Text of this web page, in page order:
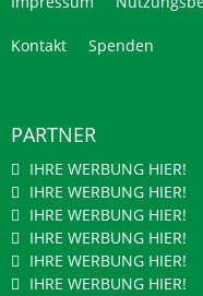
Kontakt Spenden
PARTNER
IHRE WERBUNG HIER!
IHRE WERBUNG HIER!
IHRE WERBUNG HIER!
IHRE WERBUNG HIER!
IHRE WERBUNG HIER!
IHRE WERBUNG HIER!